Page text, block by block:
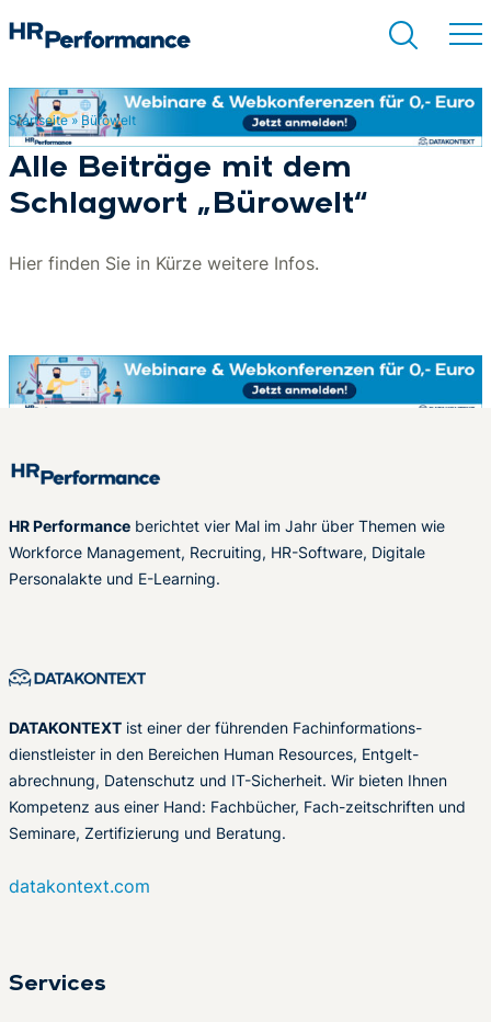
Suchen
Startseite» Bürowelt
Alle Beiträge mit dem
Schlagwort „Bürowelt“
Hier finden Sie in Kürze weitere Infos.
HR Performance berichtet vier Mal im Jahr über Themen wie
Workforce Management, Recruiting, HR-Software, Digitale
Personalakte und E-Learning.
DATAKONTEXT ist einer der führenden Fachinformations-
dienstleister in den Bereichen Human Resources, Entgelt-
abrechnung, Datenschutz und IT-Sicherheit. Wir bieten Ihnen
Kompetenz aus einer Hand: Fachbücher, Fach-zeitschriften und
Seminare, Zertifizierung und Beratung.
datakontext.com
Services